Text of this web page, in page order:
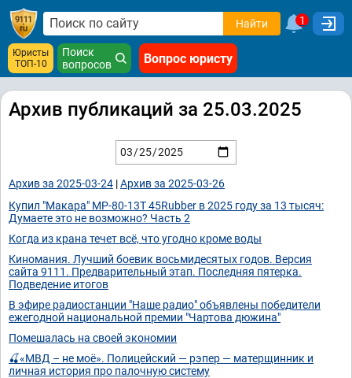
Найти 1
Юристы
ТОП-10
Поиск
вопросов
Вопрос юристу
Архив публикаций за 25.03.2025
Архив за 2025-03-24 |Архив за 2025-03-26
Купил "Макара" МР-80-13Т 45Rubber в 2025 году за 13 тысяч:
Думаете это не возможно? Часть 2
Когда из крана течет всё, что угодно кроме воды
Киномания. Лучший боевик восьмидесятых годов. Версия
сайта 9111. Предварительный этап. Последняя пятерка.
Подведение итогов
В эфире радиостанции "Наше радио" объявлены победители
ежегодной национальной премии "Чартова дюжина"
Помешалась на своей экономии
🍒«МВД – не моё». Полицейский — рэпер — матерщинник и
личная история про палочную систему